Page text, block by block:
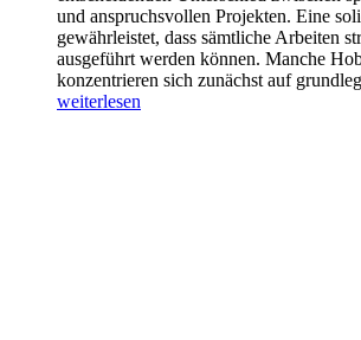
und anspruchsvollen Projekten. Eine
gewährleistet, dass sämtliche Arbeiten
ausgeführt werden können. Manche
konzentrieren sich zunächst auf
weiterlesen